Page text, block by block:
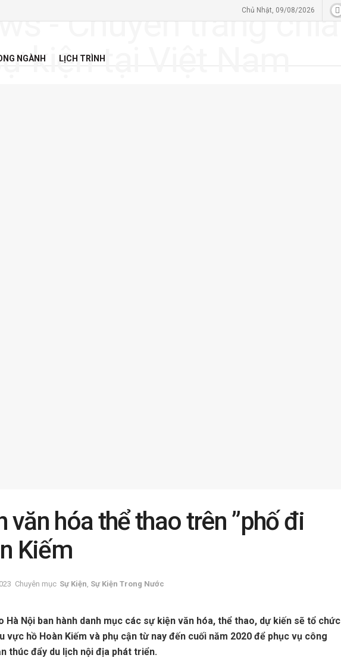
Chủ Nhật, 09/08/2026
NGÀNH LỊCH TRÌNH
văn hóa thể thao trên ”phố đi
Kiếm
Chuyên mục Sự Kiện, Sự Kiện Trong Nước
Hà Nội ban hành danh mục các sự kiện văn hóa, thể thao, dự kiến sẽ tổ chức
vực hồ Hoàn Kiếm và phụ cận từ nay đến cuối năm 2020 để phục vụ công
thúc đẩy du lịch nội địa phát triển.